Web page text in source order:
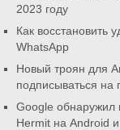
2023 году
Как восстановить
WhatsApp
Новый троян для
подписываться
Google
Hermit на Android